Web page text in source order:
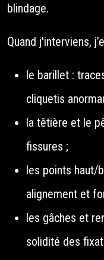
blindage.
Quand j'interviens,
le barillet :
cliquetis
la têtière et le
fissures ;
les points haut/
alignement et
les gâches et
solidité des